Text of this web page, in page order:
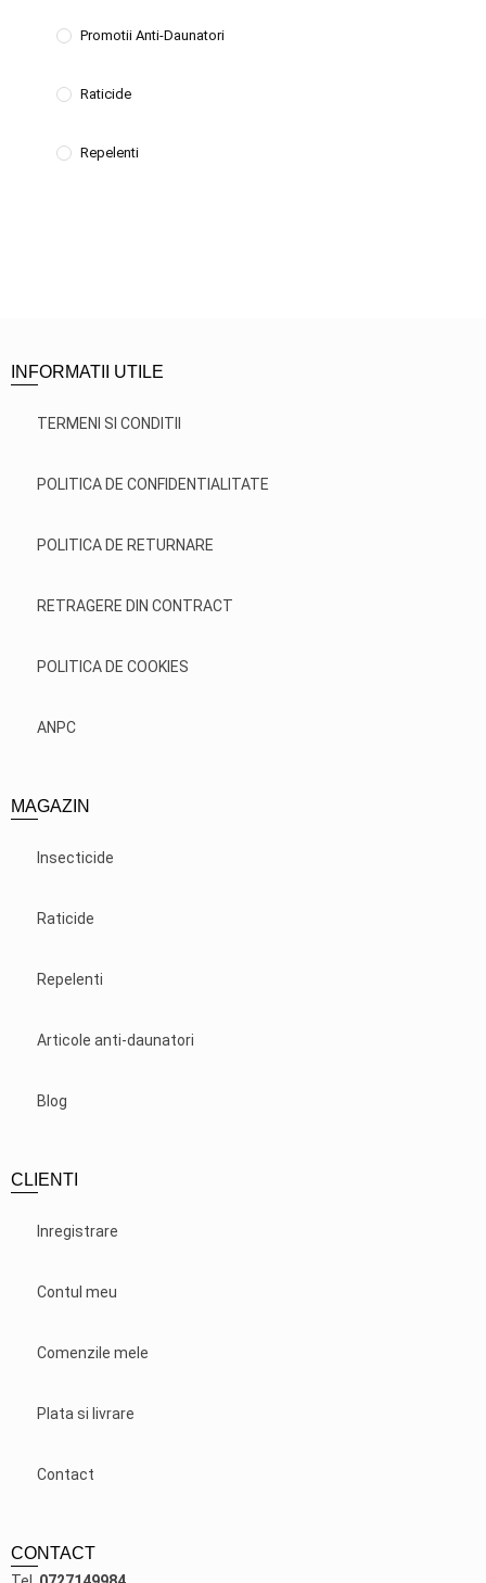
Promotii Anti-Daunatori
Raticide
Repelenti
INFORMATII UTILE
TERMENI SI CONDITII
POLITICA DE CONFIDENTIALITATE
POLITICA DE RETURNARE
RETRAGERE DIN CONTRACT
POLITICA DE COOKIES
ANPC
MAGAZIN
Insecticide
Raticide
Repelenti
Articole anti-daunatori
Blog
CLIENTI
Inregistrare
Contul meu
Comenzile mele
Plata si livrare
Contact
CONTACT